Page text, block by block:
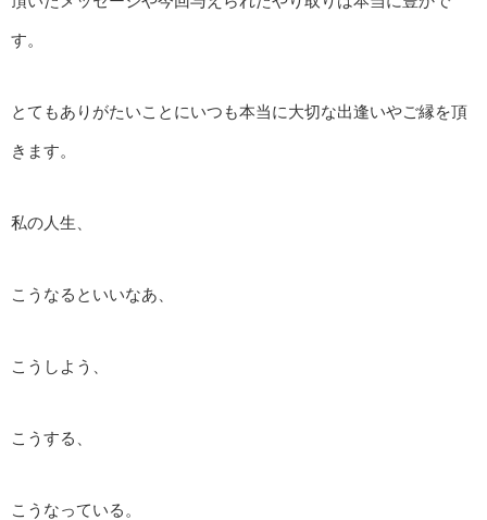
す。
とてもありがたいことにいつも本当に大切な出逢いやご縁を頂
きます。
私の人生、
こうなるといいなあ、
こうしよう、
こうする、
こうなっている。